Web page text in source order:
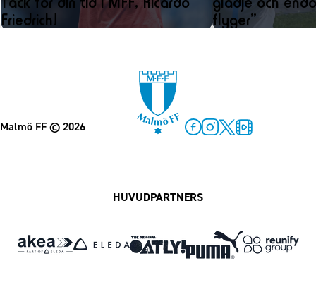
Friedrich!
flyger”
Malmö FF© 2026
HUVUDPARTNERS